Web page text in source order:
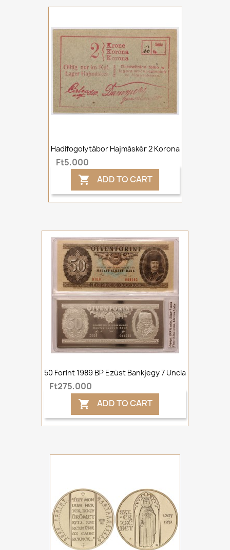
Hadifogolytábor Hajmáskér 2 Korona
Ft5,000
 ADD TO CART
50 Forint 1989 BP Ezüst Bankjegy 7 Uncia
Ft275,000
 ADD TO CART